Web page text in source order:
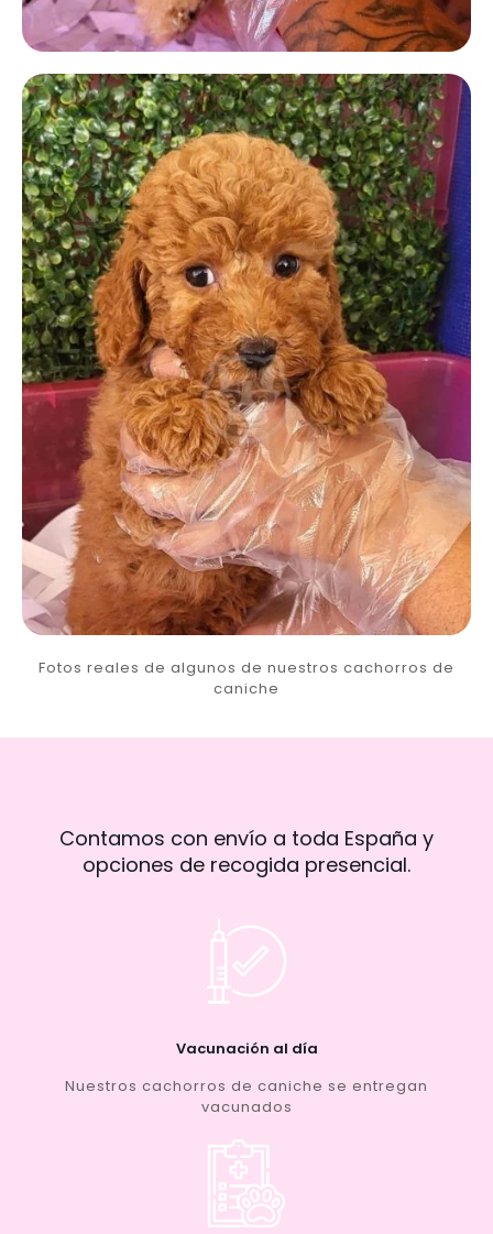
Fotos reales de algunos de nuestros cachorros de
caniche
Contamos con envío a toda España y
opciones de recogida presencial.
Vacunación al día
Nuestros cachorros de caniche se entregan
vacunados